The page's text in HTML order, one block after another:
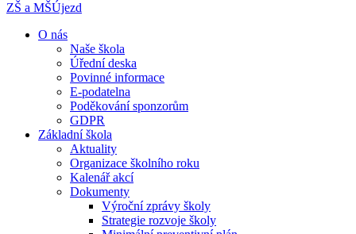
ZŠ a MŠÚjezd
O nás
Naše škola
Úřední deska
Povinné informace
E-podatelna
Poděkování sponzorům
GDPR
Základní škola
Aktuality
Organizace školního roku
Kalenář akcí
Dokumenty
Výroční zprávy školy
Strategie rozvoje školy